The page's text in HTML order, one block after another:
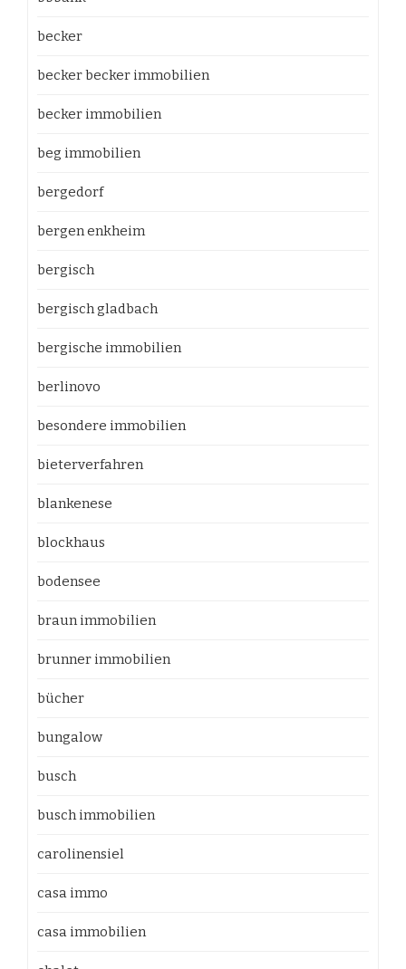
becker
becker becker immobilien
becker immobilien
beg immobilien
bergedorf
bergen enkheim
bergisch
bergisch gladbach
bergische immobilien
berlinovo
besondere immobilien
bieterverfahren
blankenese
blockhaus
bodensee
braun immobilien
brunner immobilien
bücher
bungalow
busch
busch immobilien
carolinensiel
casa immo
casa immobilien